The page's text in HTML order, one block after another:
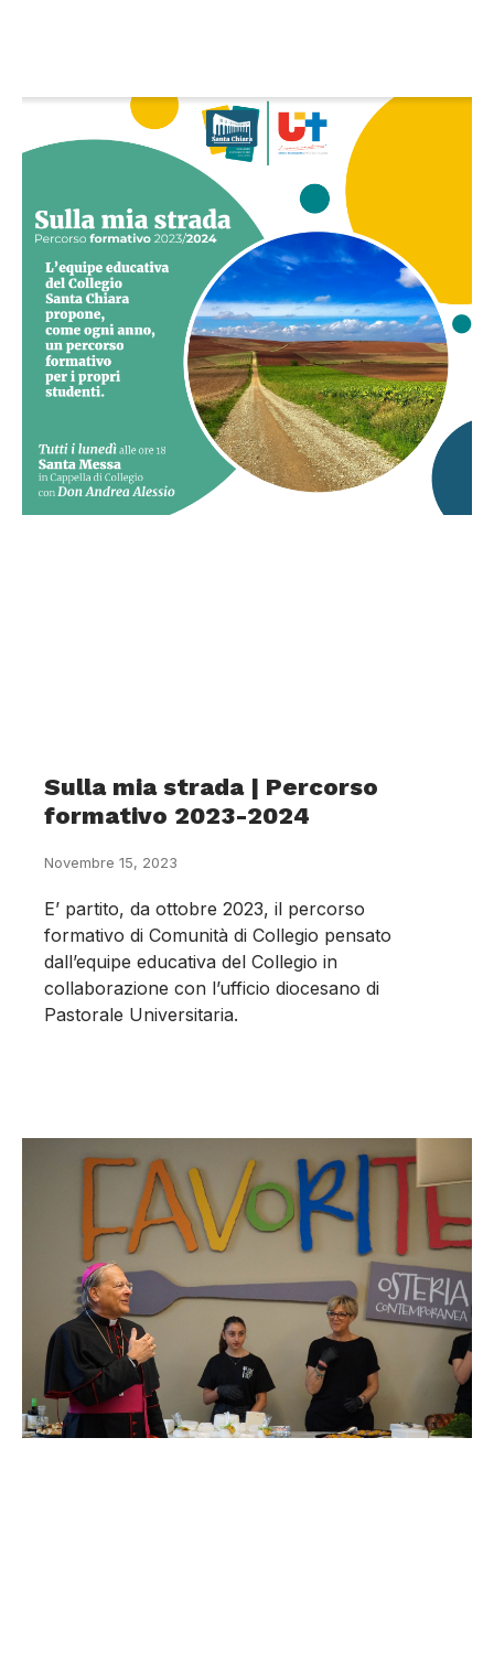
Sulla mia strada | Percorso
formativo 2023-2024
Novembre 15, 2023
E’ partito, da ottobre 2023, il percorso
formativo di Comunità di Collegio pensato
dall’equipe educativa del Collegio in
collaborazione con l’ufficio diocesano di
Pastorale Universitaria.